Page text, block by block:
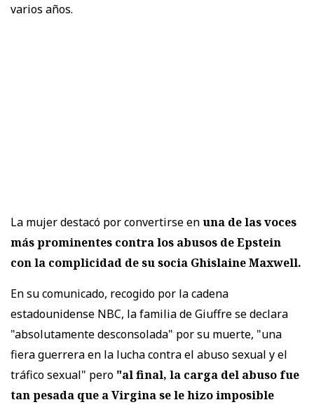
varios años.
La mujer destacó por convertirse enuna de las voces
más prominentes contra los abusos de Epstein
con la complicidad de su socia Ghislaine Maxwell.
En su comunicado, recogido por la cadena
estadounidense NBC, la familia de Giuffre se declara
"absolutamente desconsolada" por su muerte, "una
fiera guerrera en la lucha contra el abuso sexual y el
tráfico sexual" pero "al final, la carga del abuso fue
tan pesada que a Virgina se le hizo imposible